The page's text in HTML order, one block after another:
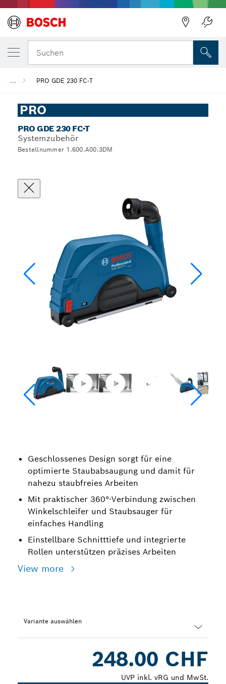
Suchen
... PRO GDE 230 FC-T
PRO
PRO GDE 230 FC-T
Systemzubehör
Bestellnummer 1.600.A00.3DM
Geschlossenes Design sorgt für eine
optimierte Staubabsaugung und damit für
nahezu staubfreies Arbeiten
Mit praktischer 360°-Verbindung zwischen
Winkelschleifer und Staubsauger für
einfaches Handling
Einstellbare Schnitttiefe und integrierte
Rollen unterstützen präzises Arbeiten
View more
Variante auswählen
248.00 CHF
UVP inkl. vRG und MwSt.